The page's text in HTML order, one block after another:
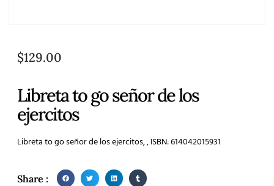
$129.00
Libreta to go señor de los
ejercitos
Libreta to go señor de los ejercitos, , ISBN: 614042015931
Share :